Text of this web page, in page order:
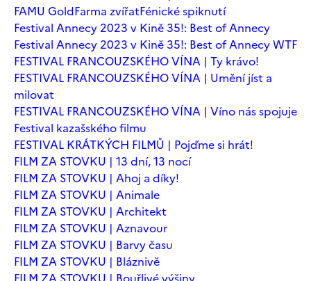
FAMU GoldFarma zvířatFénické spiknutí
Festival Annecy 2023 v Kině 35!: Best of Annecy
Festival Annecy 2023 v Kině 35!: Best of Annecy WTF
FESTIVAL FRANCOUZSKÉHO VÍNA | Ty krávo!
FESTIVAL FRANCOUZSKÉHO VÍNA | Umění jíst a
milovat
FESTIVAL FRANCOUZSKÉHO VÍNA | Víno nás spojuje
Festival kazašského filmu
FESTIVAL KRÁTKÝCH FILMŮ | Pojďme si hrát!
FILM ZA STOVKU | 13 dní, 13 nocí
FILM ZA STOVKU | Ahoj a díky!
FILM ZA STOVKU | Animale
FILM ZA STOVKU | Architekt
FILM ZA STOVKU | Aznavour
FILM ZA STOVKU | Barvy času
FILM ZA STOVKU | Bláznivě